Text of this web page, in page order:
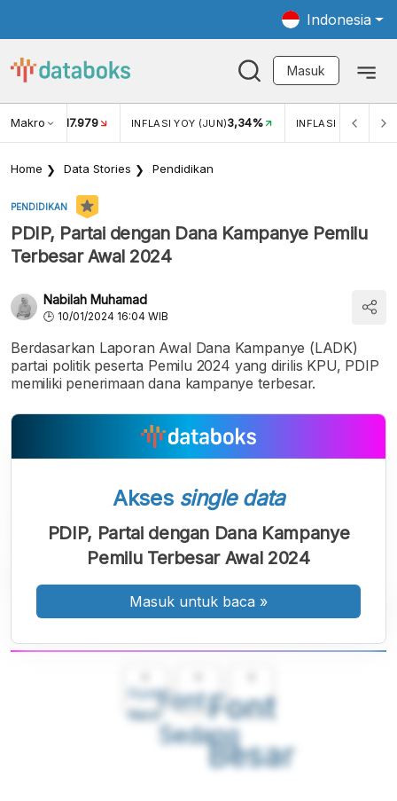
Indonesia
Masuk
Makro
USD/IDR 17.979 INFLASI YOY (JUN)3,34% INFLASI MOM (MEI)
Home Data Stories Pendidikan
PENDIDIKAN
PDIP, Partai dengan Dana Kampanye Pemilu
Terbesar Awal 2024
Nabilah Muhamad
10/01/2024 16:04 WIB
Berdasarkan Laporan Awal Dana Kampanye (LADK)
partai politik peserta Pemilu 2024 yang dirilis KPU, PDIP
memiliki penerimaan dana kampanye terbesar.
Font
Kecil
Font
Sedang
Font
Besar
Akses single data
PDIP, Partai dengan Dana Kampanye
Pemilu Terbesar Awal 2024
Masuk untuk baca »